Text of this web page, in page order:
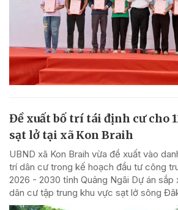
Đề xuất bố trí tái định cư cho
sạt lở tại xã Kon Braih
UBND xã Kon Braih vừa đề xuất vào
trí dân cư trong kế hoạch đầu tư công
2026 - 2030 tỉnh Quảng Ngãi Dự án sắp
dân cư tập trung khu vực sạt lở sông